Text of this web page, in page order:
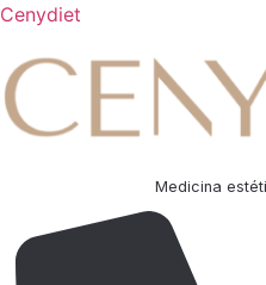
Cenydiet
Medicina